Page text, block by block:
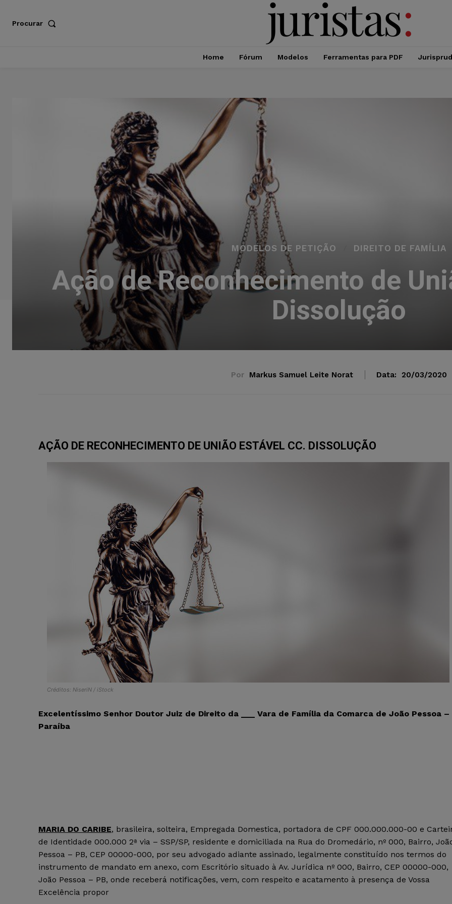
Procurar
Home Fórum Modelos Ferramentas para PDF
MODELOS DE PETIÇÃO DIREITO DE FAMÍLIA
Ação de Reconhecimento de
Dissolução
Por Markus Samuel Leite Norat Data: 20/03/2020
AÇÃO DE RECONHECIMENTO DE UNIÃO ESTÁVEL CC. DISSOLUÇÃO
Créditos: NiseriN / iStock
Excelentíssimo Senhor Doutor Juiz de Direito da ___ Vara de Família da Comarca de João Pessoa –
Paraíba
MARIA DO CARIBE, brasileira, solteira, Empregada Domestica, portadora de CPF 000.000.000-00 e
de Identidade 000.000 2ª via – SSP/SP, residente e domiciliada na Rua do Dromedário, nº 000, Bairro,
Pessoa – PB, CEP 00000-000, por seu advogado adiante assinado, legalmente constituído nos termos do
instrumento de mandato em anexo, com Escritório situado à Av. Jurídica nº 000, Bairro, CEP 00000-000,
João Pessoa – PB, onde receberá notificações, vem, com respeito e acatamento à presença de Vossa
Excelência propor